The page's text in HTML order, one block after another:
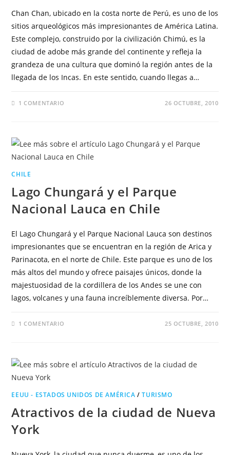
Chan Chan, ubicado en la costa norte de Perú, es uno de los
sitios arqueológicos más impresionantes de América Latina.
Este complejo, construido por la civilización Chimú, es la
ciudad de adobe más grande del continente y refleja la
grandeza de una cultura que dominó la región antes de la
llegada de los Incas. En este sentido, cuando llegas a…
1 COMENTARIO 26 OCTUBRE, 2010
CHILE
Lago Chungará y el Parque
Nacional Lauca en Chile
El Lago Chungará y el Parque Nacional Lauca son destinos
impresionantes que se encuentran en la región de Arica y
Parinacota, en el norte de Chile. Este parque es uno de los
más altos del mundo y ofrece paisajes únicos, donde la
majestuosidad de la cordillera de los Andes se une con
lagos, volcanes y una fauna increíblemente diversa. Por…
1 COMENTARIO 25 OCTUBRE, 2010
EEUU - ESTADOS UNIDOS DE AMÉRICA /TURISMO
Atractivos de la ciudad de Nueva
York